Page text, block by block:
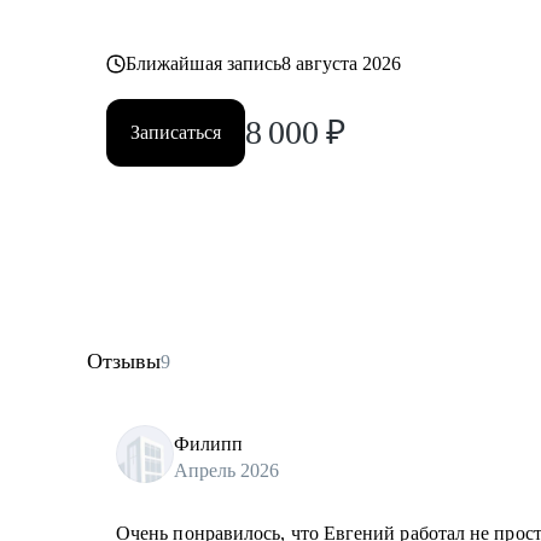
Ближайшая запись8 августа 2026
Записаться 8 000 ₽
Отзывы9
Филипп
Апрель 2026
Очень понравилось, что Евгений работал не